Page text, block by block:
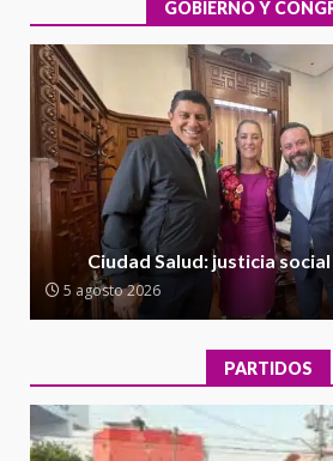
1
Escuela
Moisés
5 agosto 2026
2
Ciudad Salud:
5 agosto 2026
3
Encuentro de
con el
Cruz reafirma
de la
territorio
30 julio 2026
presencia
Juan
GOBIERNO Y
Ciudad Salud: justicia
5 agosto 2026
PARTIDOS